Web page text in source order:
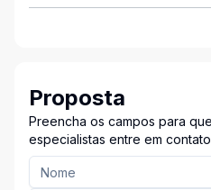
Proposta
Preencha os campos para
especialistas entre em contato